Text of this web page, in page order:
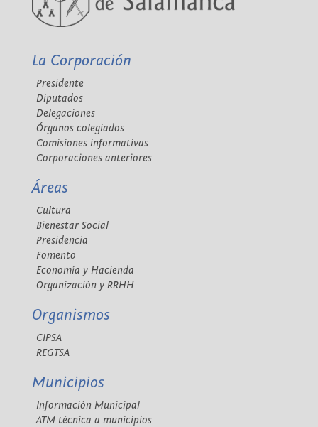
La Corporación
Presidente
Diputados
Delegaciones
Órganos colegiados
Comisiones informativas
Corporaciones anteriores
Áreas
Cultura
Bienestar Social
Presidencia
Fomento
Economía y Hacienda
Organización y RRHH
Organismos
CIPSA
REGTSA
Municipios
Información Municipal
ATM técnica a municipios